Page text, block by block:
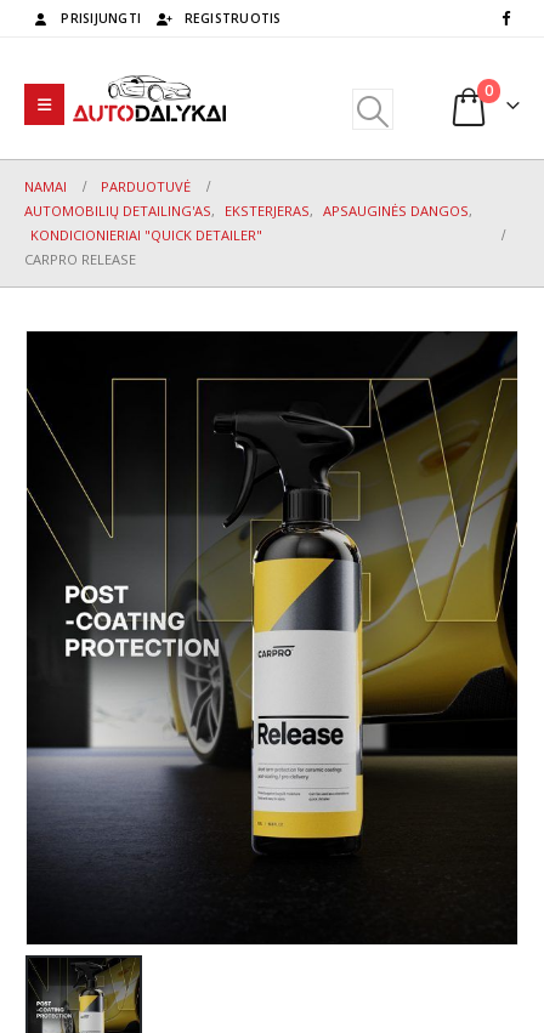
PRISIJUNGTI REGISTRUOTIS
0
NAMAI
PARDUOTUVĖ
AUTOMOBILIŲ DETAILING'AS, EKSTERJERAS, APSAUGINĖS DANGOS,
KONDICIONIERIAI "QUICK DETAILER"
CARPRO RELEASE